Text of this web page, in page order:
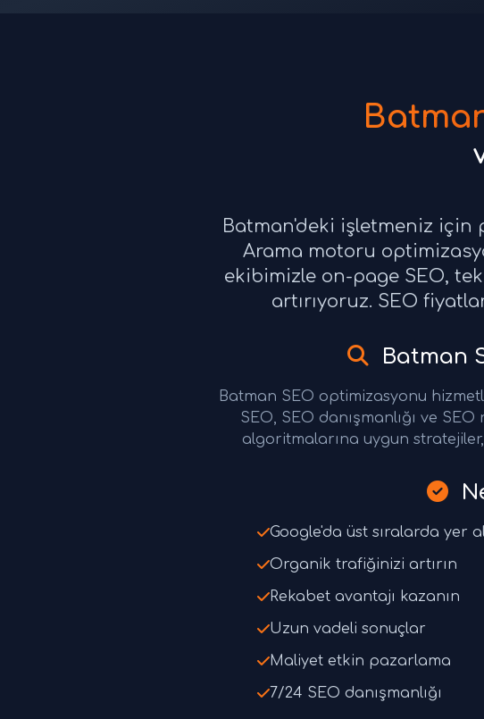
Batman'deki işletmeniz için
Arama motoru
ekibimizle on-page SEO,
artırıyoruz. SEO
Batman
Batman SEO optimizasyonu
SEO, SEO danışmanlığı ve
algoritmalarına uygun
Google'da üst sıralarda yer
Organik trafiğinizi artırın
Rekabet avantajı kazanın
Uzun vadeli sonuçlar
Maliyet etkin pazarlama
7/24 SEO danışmanlığı